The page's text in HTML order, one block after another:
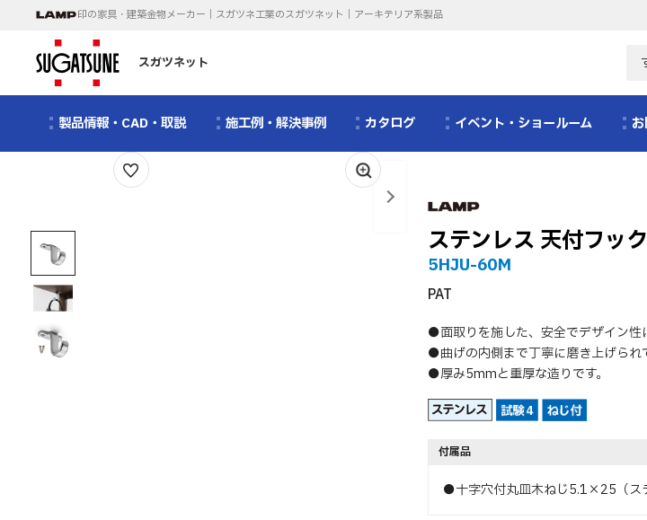
印の家具・建築金物メーカー｜スガツネ工業のスガツネット｜アーキテリア系製品
スガツネット
製品情報・CAD・取説 施工例・解決事例 カタログ イベント・ショールーム
ステンレス 天付フック
5HJU-60M
PAT
●面取りを施した、安全でデザイン性
●曲げの内側まで丁寧に磨き上げられ
●厚み5mmと重厚な造りです。
付属品
●十字穴付丸皿木ねじ5.1×25（ス